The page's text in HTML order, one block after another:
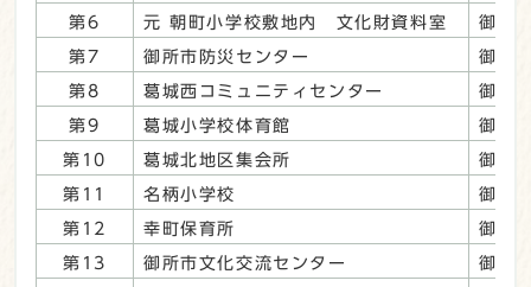
第6 元 朝町小学校敷地内 文化財資料室 御所
第7 御所市防災センター 御所
第8 葛城西コミュニティセンター 御所
第9 葛城小学校体育館 御所
第10 葛城北地区集会所 御所
第11 名柄小学校 御所
第12 幸町保育所 御所
第13 御所市文化交流センター 御所